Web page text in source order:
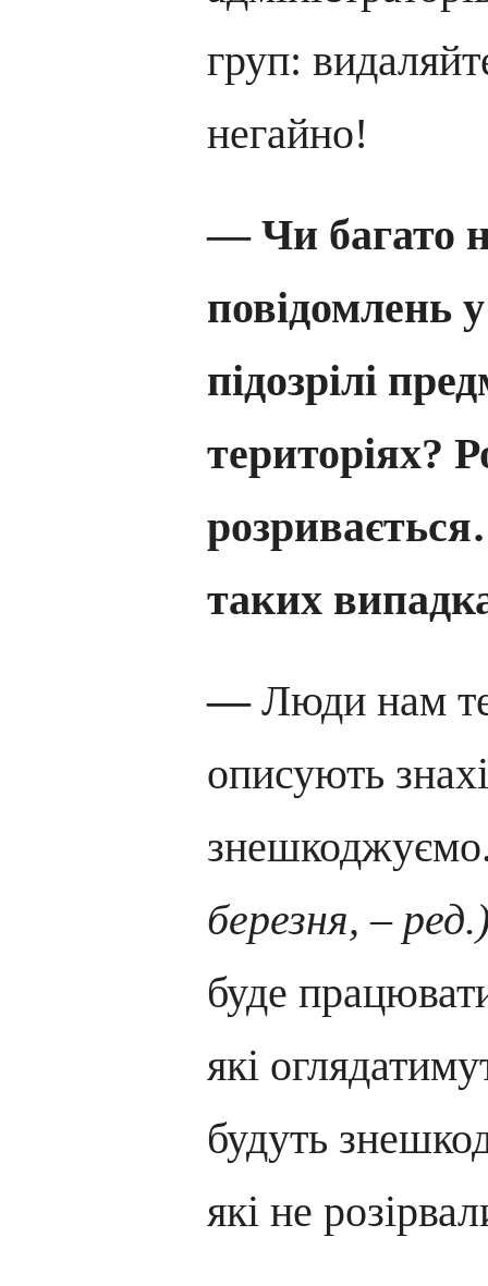
груп:
негайно!
— Чи багато
підозрілі
територіях?
таких
—Люди нам
описують
березня, –
буде
які
будуть
які не